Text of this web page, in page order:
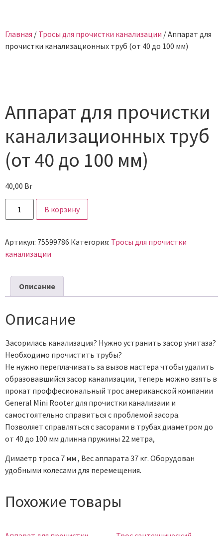
Главная / Тросы для прочистки канализации / Аппарат для
прочистки канализационных труб (от 40 до 100 мм)
Аппарат для прочистки
канализационных труб
(от 40 до 100 мм)
40,00 Br
В корзину
Артикул: 75599786 Категория: Тросы для прочистки
канализации
Описание
Описание
Засорилась канализация? Нужно устранить засор унитаза?
Необходимо прочистить трубы?
Не нужно переплачивать за вызов мастера чтобы удалить
образовавшийся засор канализации, теперь можно взять в
прокат проффесиональный трос американской компании
General Mini Rooter для прочистки канализаии и
самостоятельно справиться с проблемой засора.
Позволяет справляться с засорами в трубах диаметром до
от 40 до 100 мм длинна пружины 22 метра,
Димаетр троса 7 мм , Вес аппарата 37 кг. Оборудован
удобными колесами для перемещения.
Похожие товары